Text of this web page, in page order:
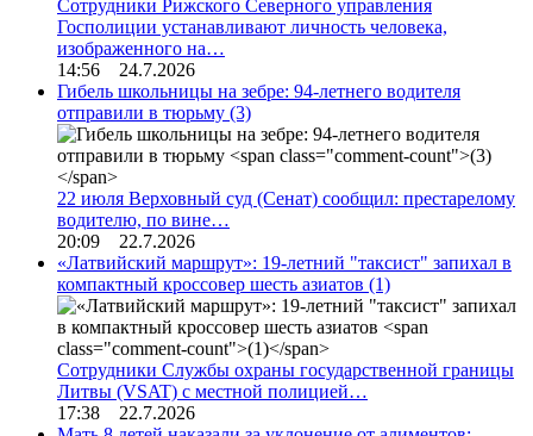
Сотрудники Рижского Северного управления
Госполиции устанавливают личность человека,
изображенного на…
14:56 24.7.2026
Гибель школьницы на зебре: 94-летнего водителя
отправили в тюрьму (3)
22 июля Верховный суд (Сенат) сообщил: престарелому
водителю, по вине…
20:09 22.7.2026
«Латвийский маршрут»: 19-летний "таксист" запихал в
компактный кроссовер шесть азиатов (1)
Сотрудники Службы охраны государственной границы
Литвы (VSAT) с местной полицией…
17:38 22.7.2026